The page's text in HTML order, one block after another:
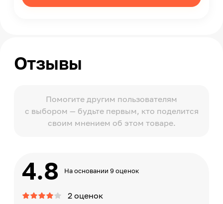
Отзывы
Помогите другим пользователям
с выбором — будьте первым, кто поделится
своим мнением об этом товаре.
4.8 На основании 9 оценок
2 оценок